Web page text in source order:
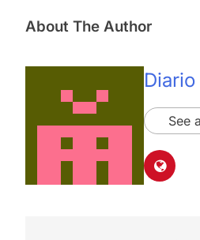
About The Author
Diario
See